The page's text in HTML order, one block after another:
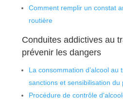
Comment remplir un constat
routière
Conduites addictives au
prévenir les dangers
La consommation d’alcool au
sanctions et sensibilisation du
Procédure de contrôle